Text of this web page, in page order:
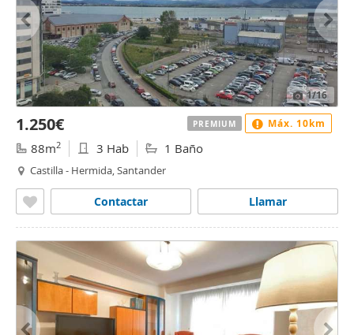
1/16
1.250€
88m2 3 Hab 1 Baño
Castilla - Hermida, Santander
Llamar
Contactar
PREMIUM Máx. 10km